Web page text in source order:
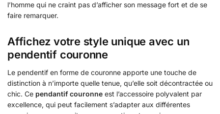
l’homme qui ne craint pas d’afficher son message fort et de se
faire remarquer.
Affichez votre style unique avec un
pendentif couronne
Le pendentif en forme de couronne apporte une touche de
distinction à n’importe quelle tenue, qu’elle soit décontractée ou
chic. Ce pendantif couronne est l’accessoire polyvalent par
excellence, qui peut facilement s’adapter aux différentes